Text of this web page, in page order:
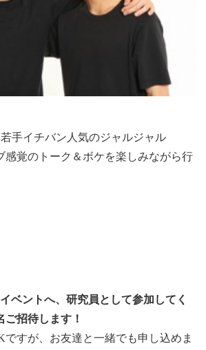
手イチバン人気のジャルジャル
のトーク＆ボケを楽しみながら行
イベントへ、研究員として参加してく
ご招待します！
すが、お友達と一緒でも申し込めま